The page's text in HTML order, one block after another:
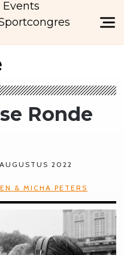
Events
Ronde
2022
& MICHA PETERS